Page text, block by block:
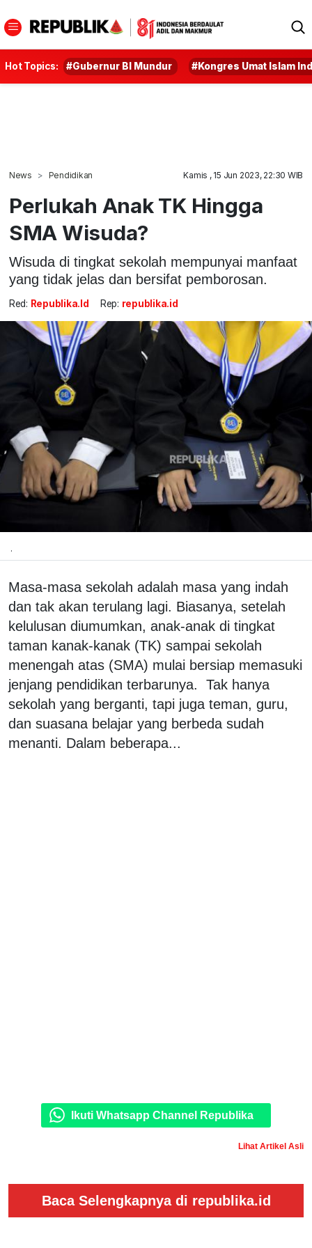
Hot Topics: #Gubernur BI Mundur #Kongres Umat Islam
News Pendidikan Kamis , 15 Jun 2023, 22:30 WIB
Perlukah Anak TK Hingga
SMA Wisuda?
Wisuda di tingkat sekolah mempunyai manfaat
yang tidak jelas dan bersifat pemborosan.
Red: Republika.id Rep: republika.id
.
Masa-masa sekolah adalah masa yang indah
dan tak akan terulang lagi. Biasanya, setelah
kelulusan diumumkan, anak-anak di tingkat
taman kanak-kanak (TK) sampai sekolah
menengah atas (SMA) mulai bersiap memasuki
jenjang pendidikan terbarunya. Tak hanya
sekolah yang berganti, tapi juga teman, guru,
dan suasana belajar yang berbeda sudah
menanti. Dalam beberapa...
Ikuti Whatsapp Channel Republika
Lihat Artikel Asli
Baca Selengkapnya di republika.id